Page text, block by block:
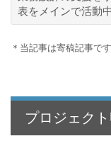
表をメインで活動中
＊当記事は寄稿記事です
プロジェク